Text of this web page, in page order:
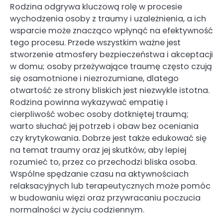
Rodzina odgrywa kluczową rolę w procesie
wychodzenia osoby z traumy i uzależnienia, a ich
wsparcie może znacząco wpłynąć na efektywność
tego procesu. Przede wszystkim ważne jest
stworzenie atmosfery bezpieczeństwa i akceptacji
w domu; osoby przeżywające traumę często czują
się osamotnione i niezrozumiane, dlatego
otwartość ze strony bliskich jest niezwykle istotna.
Rodzina powinna wykazywać empatię i
cierpliwość wobec osoby dotkniętej traumą;
warto słuchać jej potrzeb i obaw bez oceniania
czy krytykowania. Dobrze jest także edukować się
na temat traumy oraz jej skutków, aby lepiej
rozumieć to, przez co przechodzi bliska osoba.
Wspólne spędzanie czasu na aktywnościach
relaksacyjnych lub terapeutycznych może pomóc
w budowaniu więzi oraz przywracaniu poczucia
normalności w życiu codziennym.